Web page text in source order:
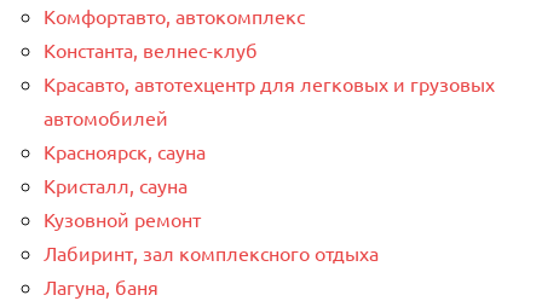
Комфортавто, автокомплекс
Константа, велнес-клуб
Красавто, автотехцентр для легковых и грузовых
автомобилей
Красноярск, сауна
Кристалл, сауна
Кузовной ремонт
Лабиринт, зал комплексного отдыха
Лагуна, баня